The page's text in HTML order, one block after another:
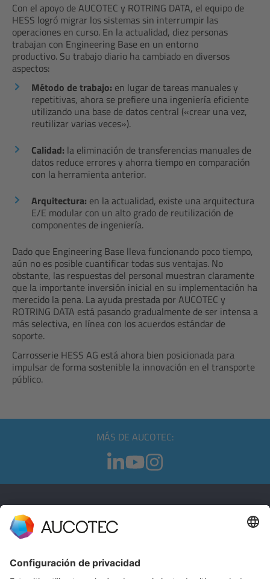
Con el apoyo de AUCOTEC y ROTRING DATA, el equipo de
HESS logró migrar los sistemas sin interrumpir las
operaciones en curso. En la actualidad, diez personas
trabajan con Engineering Base en un entorno
productivo. Su trabajo diario ha cambiado en diversos
aspectos:
Método de trabajo: en lugar de tareas manuales y
repetitivas, ahora se prefiere una ingeniería eficiente
utilizando una base de datos central («crear una vez,
reutilizar varias veces»).
Calidad: la eliminación de transferencias manuales de
datos reduce errores y ahorra tiempo en comparación
con la herramienta anterior.
Arquitectura: en la actualidad, existe una arquitectura
E/E modular con un alto grado de reutilización de
componentes de ingeniería.
Dado que Engineering Base lleva funcionando poco tiempo,
aún no es posible cuantificar todas sus ventajas. No
obstante, las respuestas del personal muestran claramente
que la importante inversión inicial en su implementación ha
merecido la pena. La ayuda prestada por AUCOTEC y
ROTRING DATA está pasando gradualmente de ser intensa a
más selectiva, en línea con los acuerdos estándar de
soporte.
Carrosserie HESS AG está ahora bien posicionada para
impulsar de forma sostenible la innovación en el transporte
público.
MÁS DE AUCOTEC:
CONTACTO